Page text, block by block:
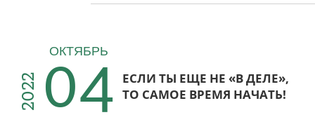
2022
ОКТЯБРЬ
04
ЕСЛИ ТЫ ЕЩЕ НЕ «В ДЕЛЕ»,
ТО САМОЕ ВРЕМЯ НАЧАТЬ!